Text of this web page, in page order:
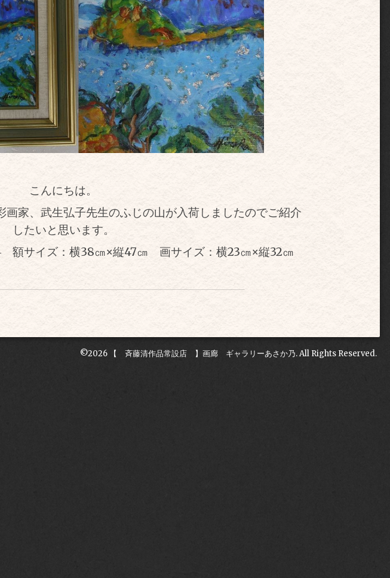
こんにちは。
家、武生弘子先生のふじの山が入荷しましたのでご紹介
したいと思います。
額サイズ：横38㎝×縦47㎝ 画サイズ：横23㎝×縦32㎝
©2026 【 斉藤清作品常設店 】画廊 ギャラリーあさか乃. All Rights Reserved.